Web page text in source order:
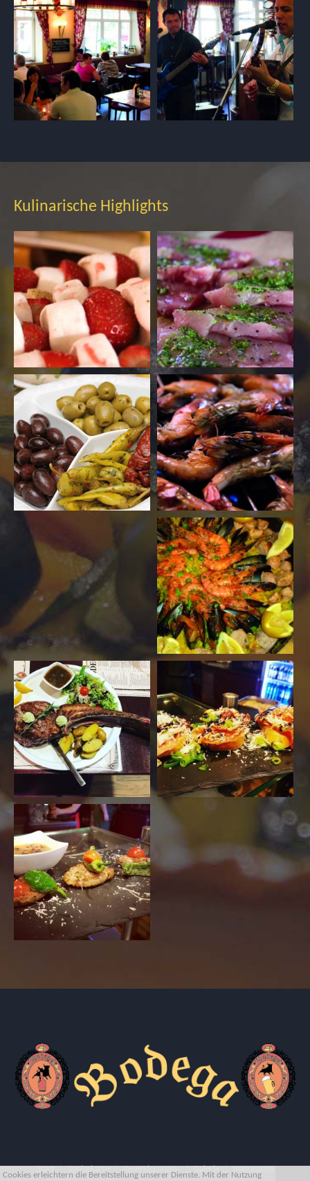
Kulinarische Highlights
Start Speisekarte Reservierungen Galerie
Impressum
Cookies erleichtern die Bereitstellung unserer Dienste. Mit der Nutzung